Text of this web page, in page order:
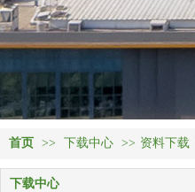
首页 >> 下载中心 >> 资料下载
下载中心